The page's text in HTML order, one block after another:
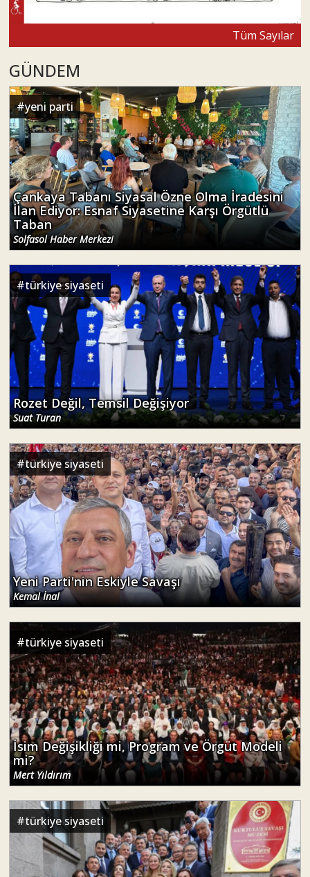
Tüm Sayılar
GÜNDEM
#yeni parti
Çankaya Tabanı Siyasal Özne Olma İradesini
İlan Ediyor: Esnaf Siyasetine Karşı Örgütlü
Taban
Solfasol Haber Merkezi
#türkiye siyaseti
Rozet Değil, Temsil Değişiyor
Suat Turan
#türkiye siyaseti
Yeni Parti'nin Eskiyle Savaşı
Kemal İnal
#türkiye siyaseti
İsim Değişikliği mi, Program ve Örgüt Modeli
mi?
Mert Yıldırım
#türkiye siyaseti